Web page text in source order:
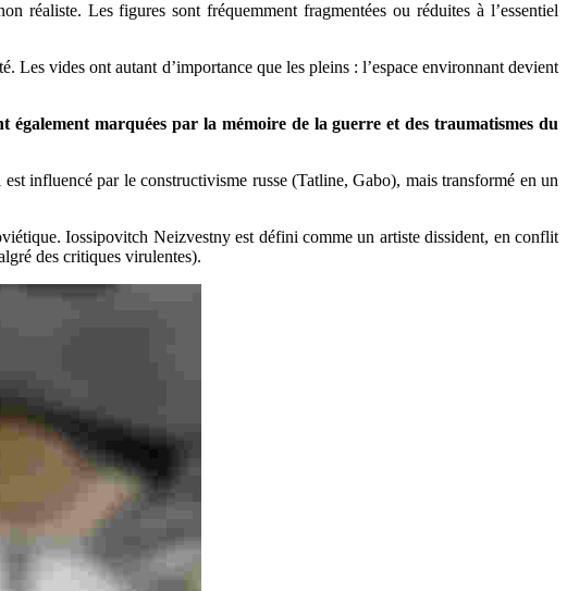
réaliste. Les figures sont fréquemment fragmentées ou réduites à l’essentiel
Les vides ont autant d’importance que les pleins : l’espace environnant devient
également marquées par la mémoire de la guerre et des traumatismes du
influencé par le constructivisme russe (Tatline, Gabo), mais transformé en un
Iossipovitch Neizvestny est défini comme un artiste dissident, en conflit
des critiques virulentes).